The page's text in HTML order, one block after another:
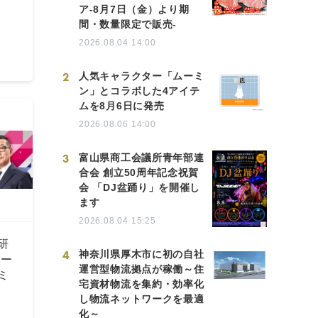
ア-8月7日（金）より期
間・数量限定で販売-
2026.08.04 14:00
2
人気キャラクター「ムーミ
ン」とコラボした4アイテ
ムを8月6日に発売
2026.08.06 14:00
3
富山県商工会議所青年部連
合会 創立50周年記念祝賀
会 「DJ盆踊り」を開催し
ます
2026.08.04 15:25
4
神奈川県厚木市に初の自社
運営型物流拠点が稼働～住
宅資材物流を集約・効率化
し物流ネットワークを最適
化～